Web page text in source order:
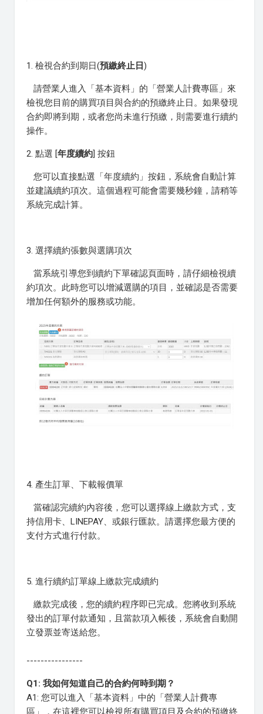
1. 檢視合約到期日(預繳終止日)
請營業人進入「基本資料」的「營業人計費專區」來
檢視您目前的購買項目與合約的預繳終止日。如果發現
合約即將到期，或者您尚未進行預繳，則需要進行續約
操作。
2. 點選 [年度續約] 按鈕
您可以直接點選「年度續約」按鈕，系統會自動計算
並建議續約項次。這個過程可能會需要幾秒鐘，請稍等
系統完成計算。
3. 選擇續約張數與選購項次
當系統引導您到續約下單確認頁面時，請仔細檢視續
約項次。此時您可以增減選購的項目，並確認是否需要
增加任何額外的服務或功能。
4. 產生訂單、下載報價單
當確認完續約內容後，您可以選擇線上繳款方式，支
持信用卡、LINEPAY、或銀行匯款。請選擇您最方便的
支付方式進行付款。
5. 進行續約訂單線上繳款完成續約
繳款完成後，您的續約程序即已完成。您將收到系統
發出的訂單付款通知，且當款項入帳後，系統會自動開
立發票並寄送給您。
----------------
Q1: 我如何知道自己的合約何時到期？
A1: 您可以進入「基本資料」中的「營業人計費專
區」，在這裡您可以檢視所有購買項目及合約的預繳終